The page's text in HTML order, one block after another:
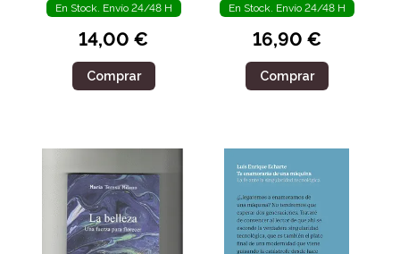
En Stock. Envío 24/48 H
14,00 €
Comprar
En Stock. Envío 24/48 H
16,90 €
Comprar